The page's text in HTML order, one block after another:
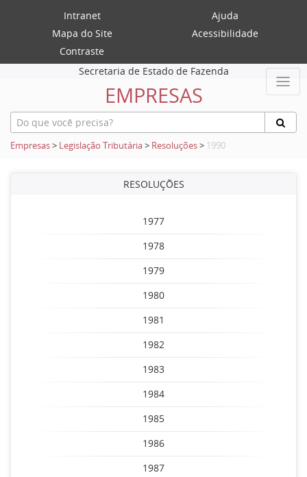
Intranet
Ajuda
Mapa do Site
Acessibilidade
Contraste
Secretaria de Estado de Fazenda
EMPRESAS
Empresas> Legislação Tributária> Resoluções> 1990
RESOLUÇÕES
1977
1978
1979
1980
1981
1982
1983
1984
1985
1986
1987